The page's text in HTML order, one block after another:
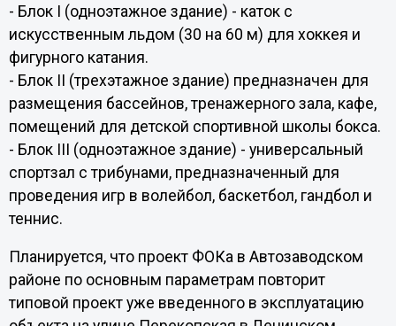
- Блок I (одноэтажное здание) - каток с
искусственным льдом (30 на 60 м) для хоккея и
фигурного катания.
- Блок II (трехэтажное здание) предназначен для
размещения бассейнов, тренажерного зала, кафе,
помещений для детской спортивной школы бокса.
- Блок III (одноэтажное здание) - универсальный
спортзал с трибунами, предназначенный для
проведения игр в волейбол, баскетбол, гандбол и
теннис.
Планируется, что проект ФОКа в Автозаводском
районе по основным параметрам повторит
типовой проект уже введенного в эксплуатацию